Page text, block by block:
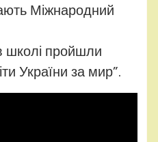
Міжнародний
школі пройшли
України за мир”.